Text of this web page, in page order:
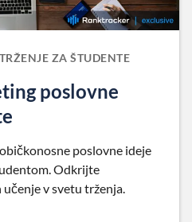
ZA ŠTUDENTE
poslovne
poslovne ideje
Odkrijte
v svetu trženja.